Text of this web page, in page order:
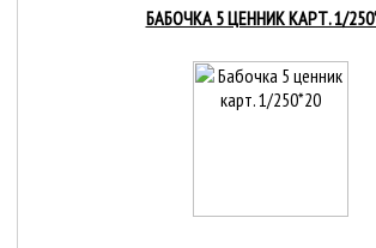
БАБОЧКА 5 ЦЕННИК КАРТ. 1/